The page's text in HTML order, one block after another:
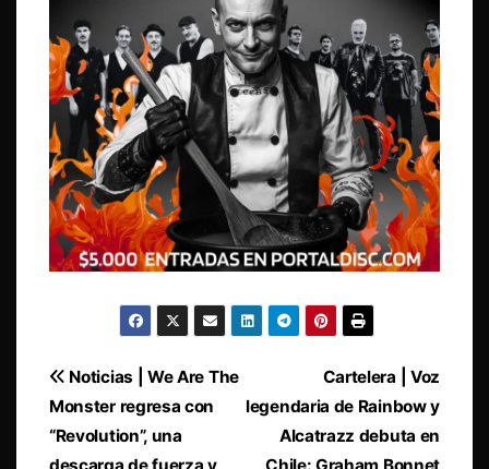
Navegación
de
Cartelera | Voz
legendaria de Rainbow y
Alcatrazz debuta en
Chile: Graham Bonnet
Noticias | We Are The
Monster regresa con
“Revolution”, una
descarga de fuerza y